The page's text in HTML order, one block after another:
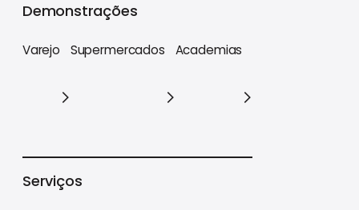
Demonstrações
Varejo Supermercados Academias
Serviços